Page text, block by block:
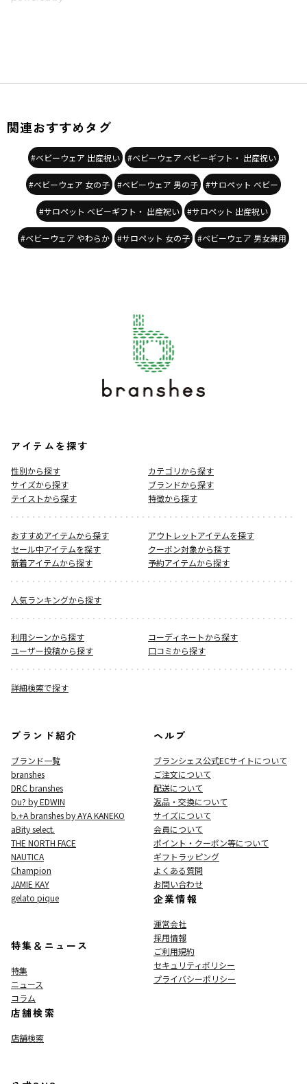
関連おすすめタグ
#ベビーウェア 出産祝い #ベビーウェア ベビーギフト・ 出産祝い
#ベビーウェア 女の子 #ベビーウェア 男の子 #サロペット ベビー
#サロペット ベビーギフト・ 出産祝い #サロペット 出産祝い
#ベビーウェア やわらか #サロペット 女の子 #ベビーウェア 男女兼用
アイテムを探す
性別から探す
カテゴリから探す
サイズから探す
ブランドから探す
テイストから探す
特徴から探す
おすすめアイテムから探す
アウトレットアイテムを探す
セール中アイテムを探す
クーポン対象から探す
新着アイテムから探す
予約アイテムから探す
人気ランキングから探す
利用シーンから探す
コーディネートから探す
ユーザー投稿から探す
口コミから探す
詳細検索で探す
ブランド紹介
ブランド一覧
branshes
DRC branshes
Ou? by EDWIN
b.+A branshes by AYA KANEKO
aBity select.
THE NORTH FACE
NAUTICA
Champion
JAMIE KAY
gelato pique
特集＆ニュース
特集
ニュース
コラム
店舗検索
店舗検索
ヘルプ
ブランシェス公式ECサイトについて
ご注文について
配送について
返品・交換について
サイズについて
会員について
ポイント・クーポン等について
ギフトラッピング
よくある質問
お問い合わせ
企業情報
運営会社
採用情報
ご利用規約
セキュリティポリシー
プライバシーポリシー